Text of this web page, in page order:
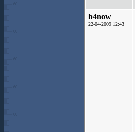
b4now
22-04-2009 12:43